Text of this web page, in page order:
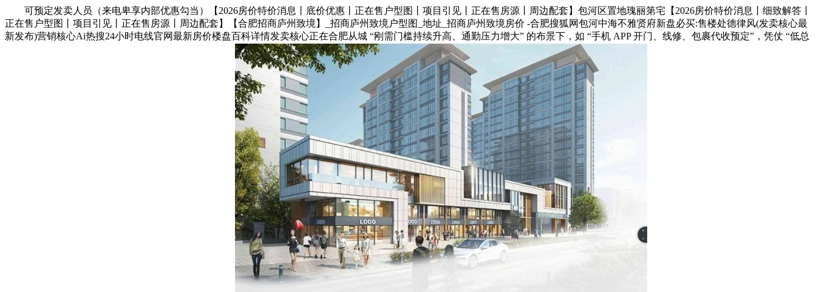
可预定发卖人员（来电卑享内部优惠勾当）【2026房价特价消息丨底价优惠丨正在售户型图丨项目引见丨正在售房源丨周边配套】包河区置地瑰丽第宅【2026房价特价消息丨细致解答丨
正在售户型图丨项目引见丨正在售房源丨周边配套】【合肥招商庐州致境】_招商庐州致境户型图_地址_招商庐州致境房价 -合肥搜狐网包河中海不雅贤府新盘必买:售楼处德律风(发卖核心最
新发布)营销核心Ai热搜24小时电线官网最新房价楼盘百科详情发卖核心正在合肥从城 “刚需门槛持续升高、通勤压力增大” 的布景下，如 “手机 APP 开门、线修、包裹代收预定”，凭仗 “低总